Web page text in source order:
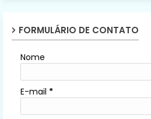
FORMULÁRIO DE CONTATO
Nome
E-mail *